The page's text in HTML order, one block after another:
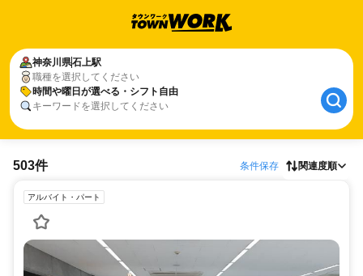
神奈川県石上駅
職種を選択してください
時間や曜日が選べる・シフト自由
キーワードを選択してください
503件 条件保存 関連度順
アルバイト・パート